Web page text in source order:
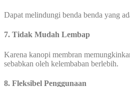
Dapat melindungi benda benda yang
7. Tidak Mudah Lembap
Karena kanopi membran
sebabkan oleh kelembaban berlebih.
8. Fleksibel Penggunaan